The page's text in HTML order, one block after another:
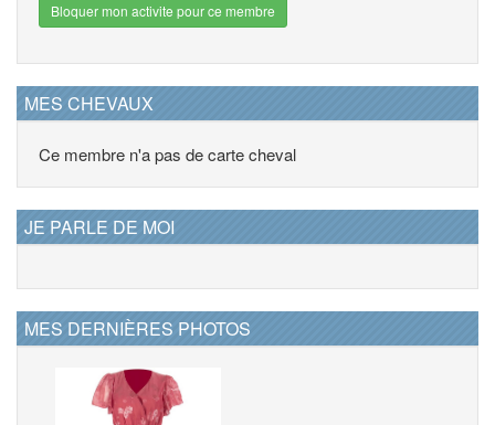
Bloquer mon activite pour ce membre
MES CHEVAUX
Ce membre n'a pas de carte cheval
JE PARLE DE MOI
MES DERNIÈRES PHOTOS